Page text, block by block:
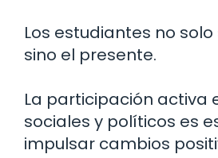
Los estudiantes no
sino el presente.
La participación activa
sociales y políticos es
impulsar cambios